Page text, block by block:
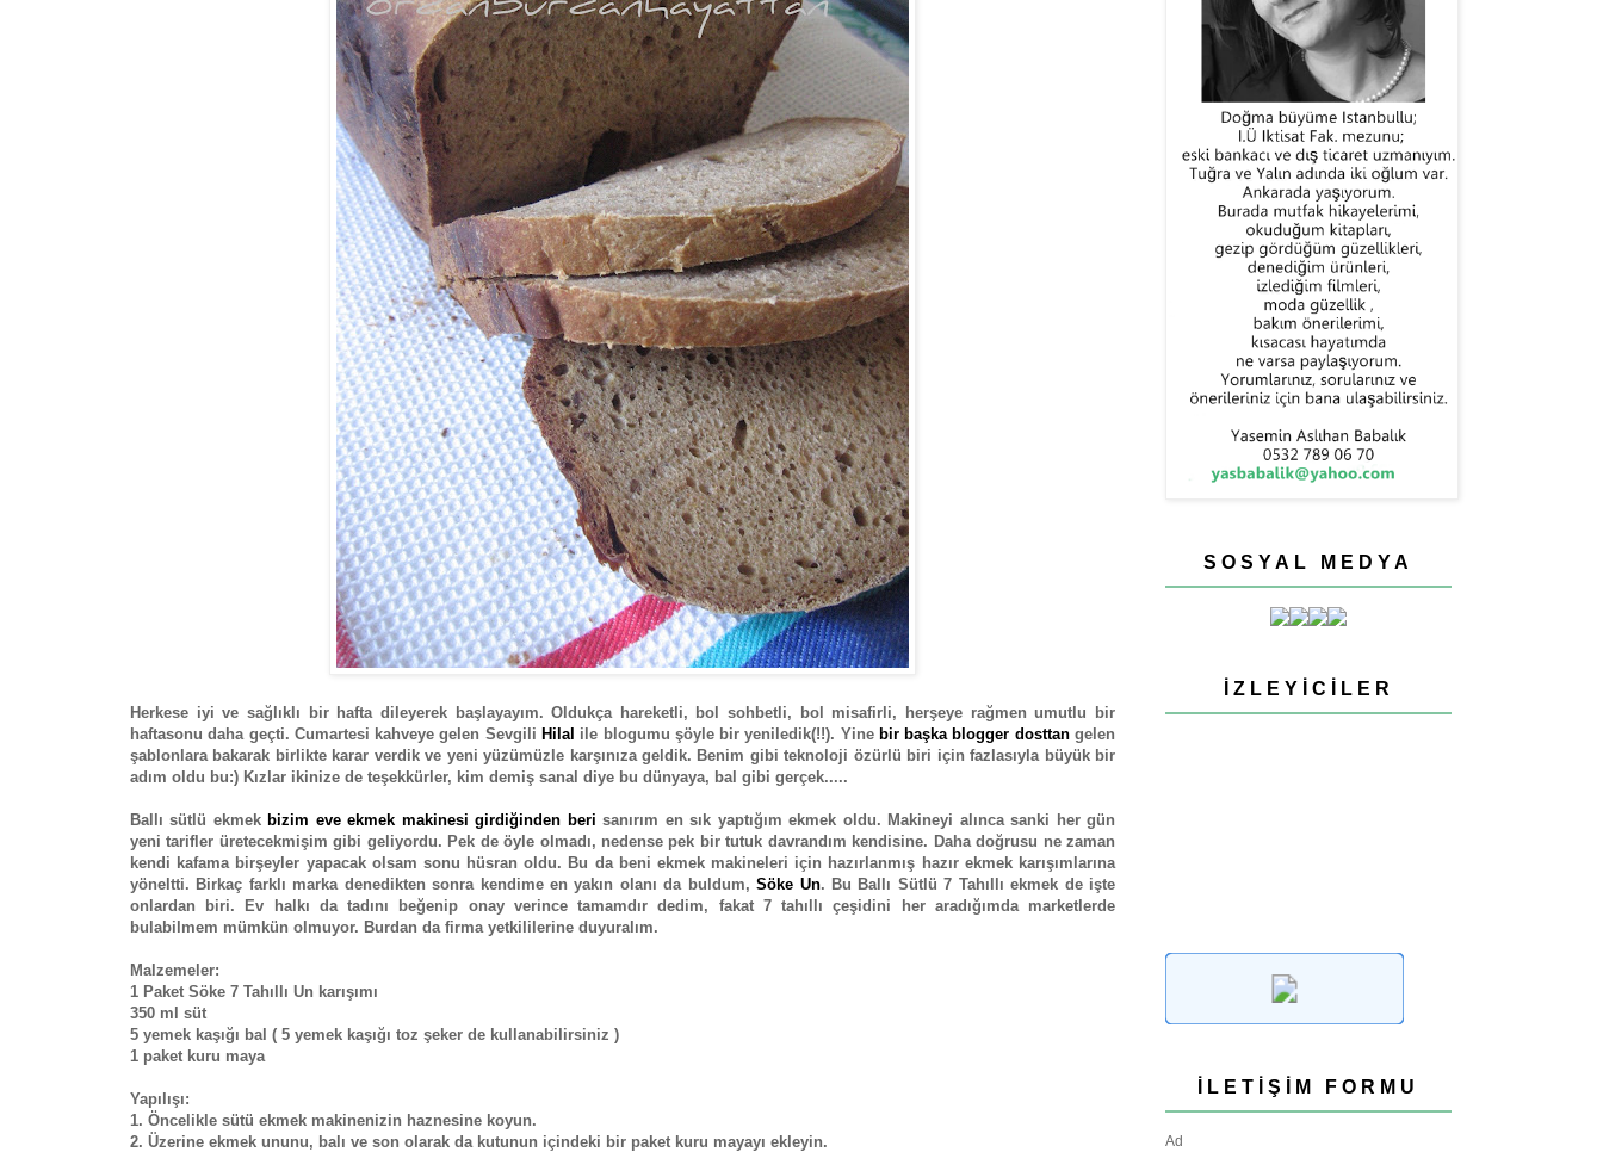
Herkese iyi ve sağlıklı bir hafta dileyerek başlayayım. Oldukça hareketli, bol sohbetli, bol misafirli, herşeye rağmen umutlu bir
haftasonu daha geçti. Cumartesi kahveye gelen Sevgili Hilal ile blogumu şöyle bir yeniledik(!!). Yine bir başka blogger dosttangelen
şablonlara bakarak birlikte karar verdik ve yeni yüzümüzle karşınıza geldik. Benim gibi teknoloji özürlü biri için fazlasıyla büyük bir
adım oldu bu:) Kızlar ikinize de teşekkürler, kim demiş sanal diye bu dünyaya, bal gibi gerçek.....
Ballı sütlü ekmekbizim eve ekmek makinesi girdiğinden beri sanırım en sık yaptığım ekmek oldu. Makineyi alınca sanki her gün
yeni tarifler üretecekmişim gibi geliyordu. Pek de öyle olmadı, nedense pek bir tutuk davrandım kendisine. Daha doğrusu ne zaman
kendi kafama birşeyler yapacak olsam sonu hüsran oldu. Bu da beni ekmek makineleri için hazırlanmış hazır ekmek karışımlarına
yöneltti. Birkaç farklı marka denedikten sonra kendime en yakın olanı da buldum,Söke Un. Bu Ballı Sütlü 7 Tahıllı ekmek de işte
onlardan biri. Ev halkı da tadını beğenip onay verince tamamdır dedim, fakat 7 tahıllı çeşidini her aradığımda marketlerde
bulabilmem mümkün olmuyor. Burdan da firma yetkililerine duyuralım.
Malzemeler:
1 Paket Söke 7 Tahıllı Un karışımı
350 ml süt
5 yemek kaşığı bal ( 5 yemek kaşığı toz şeker de kullanabilirsiniz )
1 paket kuru maya
Yapılışı:
1. Öncelikle sütü ekmek makinenizin haznesine koyun.
2. Üzerine ekmek ununu, balı ve son olarak da kutunun içindeki bir paket kuru mayayı ekleyin.
SOSYAL MEDYA
İZLEYICILER
İLETIŞIM FORMU
Ad